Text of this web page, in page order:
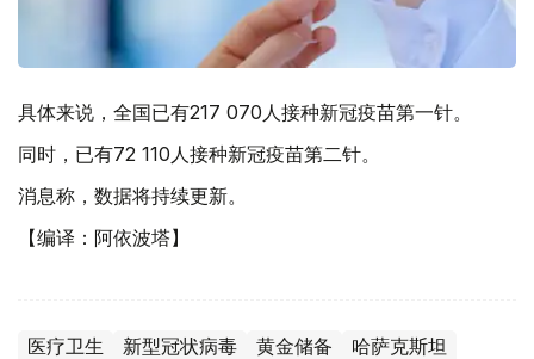
具体来说，全国已有217 070人接种新冠疫苗第一针。
同时，已有72 110人接种新冠疫苗第二针。
消息称，数据将持续更新。
【编译：阿依波塔】
医疗卫生 新型冠状病毒 黄金储备 哈萨克斯坦